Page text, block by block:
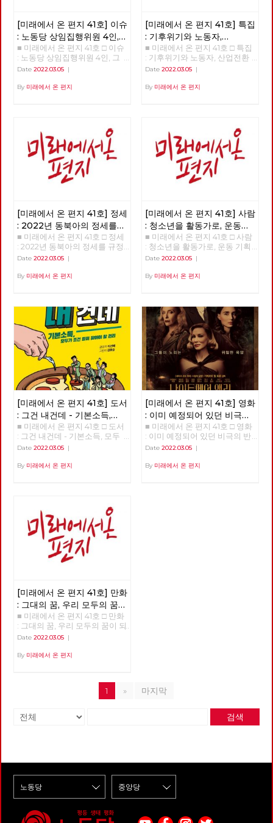
[미래에서 온 편지 41호] 이슈
: 노동당 상임집행위원 4인,
그들은 누구인가?
■ 미래에서 온 편지 41호 □ 이슈
: 노동당 상임집행위원 4인, 그
들은 누구인가? >>>>>> 업로드
Date 2022.03.05 |
By 미래에서 온 편지
[미래에서 온 편지 41호] 특집
: 기후위기와 노동자,
산업전환을 넘어
체제전환으로
■ 미래에서 온 편지 41호 □ 특집
: 기후위기와 노동자, 산업전환
을 넘어 체제전환으로 >>>>>>
Date 2022.03.05|
By 미래에서 온 편지
[미래에서 온 편지 41호] 정세
: 2022년 동북아의 정세를
규정하는 네 가지 요인
■ 미래에서 온 편지 41호 □ 정세
: 2022년 동북아의 정세를 규정
하는 네 가지 요인 >>>>>> 업로
Date 2022.03.05 |
By 미래에서 온 편지
[미래에서 온 편지 41호] 사람
: 청소년을 활동가로, 운동
기획자 고유미
■ 미래에서 온 편지 41호 □ 사람
: 청소년을 활동가로, 운동 기획
자 고유미 >>>>>> 업로드 준비
Date 2022.03.05|
By 미래에서 온 편지
[미래에서 온 편지 41호] 도서
: 그건 내건데 - 기본소득,
모두가 차별없이 찾아야 할
권리
■ 미래에서 온 편지 41호 □ 도서
: 그건 내건데 - 기본소득, 모두
가 차별없이 찾아야 할 권리
Date 2022.03.05 |
By 미래에서 온 편지
[미래에서 온 편지 41호] 영화
: 이미 예정되어 있던 비극의
반복 – 나이트메어 앨리
■ 미래에서 온 편지 41호 □ 영화
: 이미 예정되어 있던 비극의 반
복 – 나이트메어 앨리 >>>>>>
Date 2022.03.05|
By 미래에서 온 편지
[미래에서 온 편지 41호] 만화
: 그대의 꿈, 우리 모두의 꿈이
되어
■ 미래에서 온 편지 41호 □ 만화
: 그대의 꿈, 우리 모두의 꿈이 되
어 >>>>>> 업로드 준비중
Date 2022.03.05 |
By 미래에서 온 편지
1 » 마지막
검색